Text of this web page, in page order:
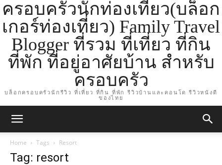
ครอบครัวนักท่องเที่ยว(บล็อก
เกอร์ท่องเที่ยว) Family Travel
Blogger ที่รวม ที่เที่ยว ที่กิน
ที่พัก ที่อยู่อาศัยบ้าน สำหรับ
ครอบครัว
บล็อกครอบครัวนักรีวิว ที่เที่ยว ที่กิน ที่พัก รีวิวบ้านและคอนโด รีวิวหนังดี
ของไทย
Home Tags Resort
Tag: resort